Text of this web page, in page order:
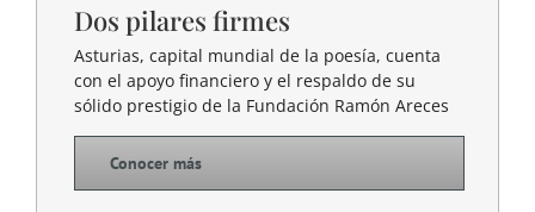
Dos pilares firmes
Asturias, capital mundial de la poesía, cuenta
con el apoyo financiero y el respaldo de su
sólido prestigio de la Fundación Ramón Areces
Conocer más